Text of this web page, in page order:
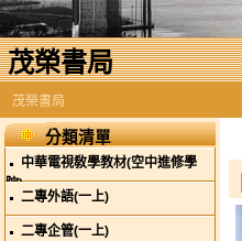
茂榮書局
茂榮書局
分類清單
中華電視敎學教材(空中進修學
院)
二專外語(一上)
二專企管(一上)